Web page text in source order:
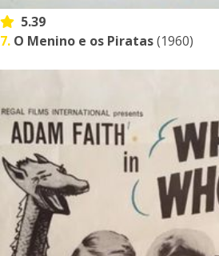
5.39
7. O Menino e os Piratas(1960)